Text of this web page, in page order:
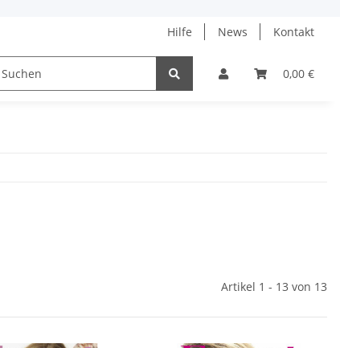
Hilfe
News Kontakt
0,00 €
% Angebote % Tanja Steinbach
Artikel 1 - 13 von 13